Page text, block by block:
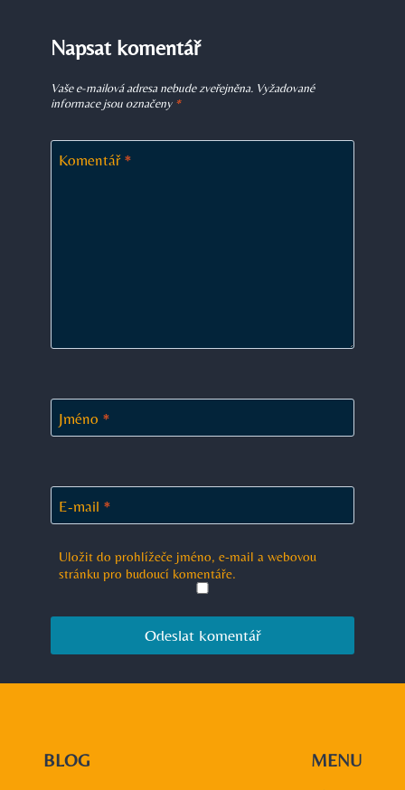
Napsat komentář
Vaše e-mailová adresa nebude zveřejněna. Vyžadované
informace jsou označeny *
Komentář *
Jméno *
E-mail *
Uložit do prohlížeče jméno, e-mail a webovou
stránku pro budoucí komentáře.
BLOG MENU